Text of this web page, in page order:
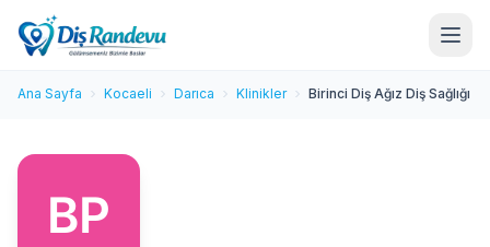
Ana Sayfa Kocaeli Darıca Klinikler Birinci Diş Ağız Diş Sağlığı